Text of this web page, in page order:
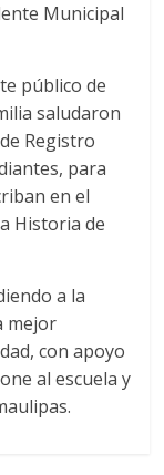
Municipal
público de
saludaron
Registro
para
en el
Historia de
a la
mejor
con apoyo
al escuela y